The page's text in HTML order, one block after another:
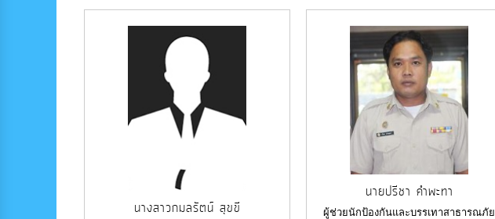
นางสาวกมลรัตน์ สุขขี
นายปรีชา คำพะทา
ผู้ช่วยนักป้องกันและบรรเทาสาธารณภัย